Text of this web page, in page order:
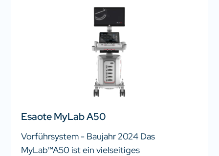
Esaote MyLab A50
Vorführsystem - Baujahr 2024 Das
MyLab™A50 ist ein vielseitiges